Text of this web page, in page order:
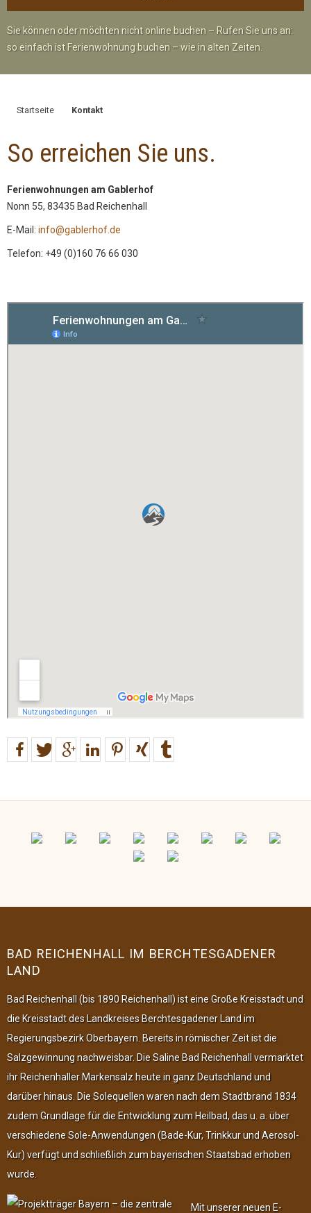
Sie können oder möchten nicht online buchen – Rufen Sie uns an:
so einfach ist Ferienwohnung buchen – wie in alten Zeiten.
Startseite Kontakt
So erreichen Sie uns.
Ferienwohnungen am Gablerhof
Nonn 55, 83435 Bad Reichenhall
E-Mail: info@gablerhof.de
Telefon: +49 (0)160 76 66 030
BAD REICHENHALL IM BERCHTESGADENER
LAND
Bad Reichenhall (bis 1890 Reichenhall) ist eine Große Kreisstadt und
die Kreisstadt des Landkreises Berchtesgadener Land im
Regierungsbezirk Oberbayern. Bereits in römischer Zeit ist die
Salzgewinnung nachweisbar. Die Saline Bad Reichenhall vermarktet
ihr Reichenhaller Markensalz heute in ganz Deutschland und
darüber hinaus. Die Solequellen waren nach dem Stadtbrand 1834
zudem Grundlage für die Entwicklung zum Heilbad, das u. a. über
verschiedene Sole-Anwendungen (Bade-Kur, Trinkkur und Aerosol-
Kur) verfügt und schließlich zum bayerischen Staatsbad erhoben
wurde.
Mit unserer neuen E-